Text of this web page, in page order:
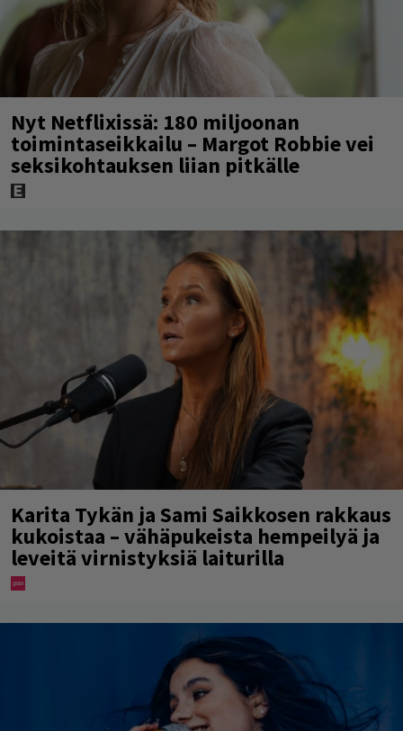
Nyt Netflixissä: 180 miljoonan
toimintaseikkailu – Margot Robbie vei
seksikohtauksen liian pitkälle
Karita Tykän ja Sami Saikkosen rakkaus
kukoistaa – vähäpukeista hempeilyä ja
leveitä virnistyksiä laiturilla